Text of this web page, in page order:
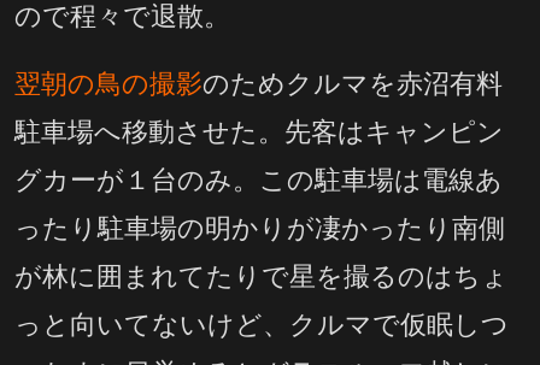
ので程々で退散。
翌朝の鳥の撮影のためクルマを赤沼有料
駐車場へ移動させた。先客はキャンピン
グカーが１台のみ。この駐車場は電線あ
ったり駐車場の明かりが凄かったり南側
が林に囲まれてたりで星を撮るのはちょ
っと向いてないけど、クルマで仮眠しつ